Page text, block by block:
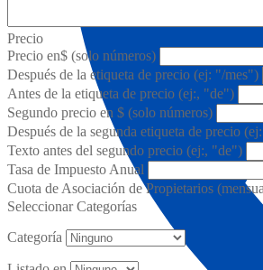
Precio
Precio en$ (solo números)
Después de la etiqueta de precio (ej: "/mes")
Antes de la etiqueta de precio (ej:, "de")
Segundo precio en $ (solo números)
Después de la segunda etiqueta de precio
Texto antes del segundo precio (ej:, "de")
Tasa de Impuesto Anual
Cuota de Asociación de Propietarios
Seleccionar Categorías
Categoría